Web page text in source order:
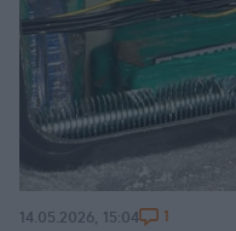
14.05.2026, 15:04 1